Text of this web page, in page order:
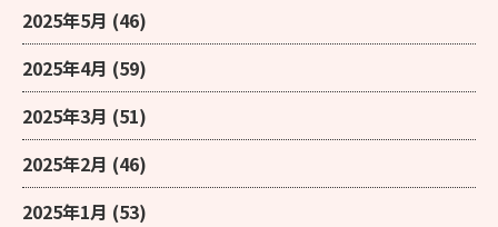
2025年5月 (46)
2025年4月 (59)
2025年3月 (51)
2025年2月 (46)
2025年1月 (53)